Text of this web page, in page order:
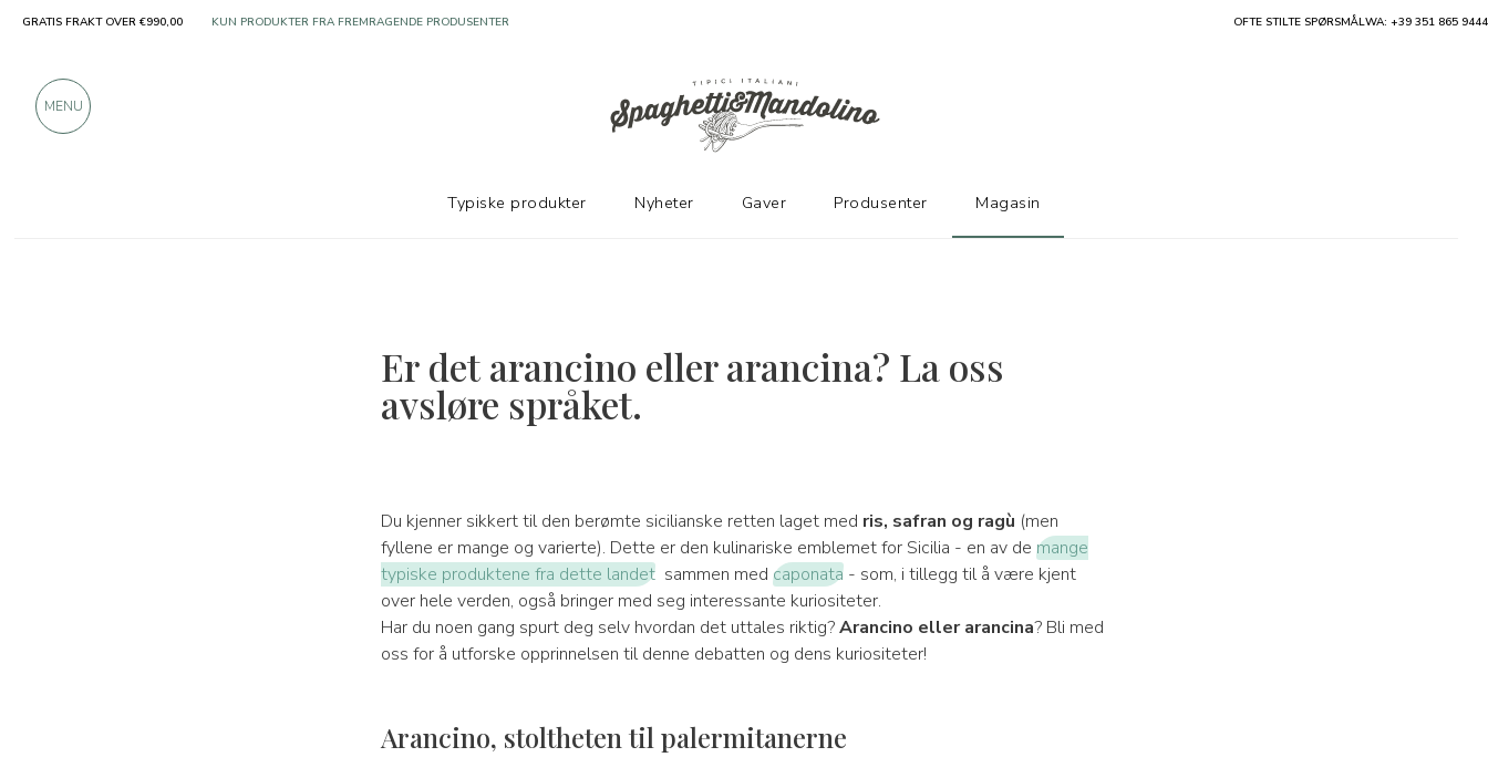
Er det arancino eller arancina? La oss
avsløre språket.
Du kjenner sikkert til den berømte sicilianske retten laget med ris, safran og ragù (men
fyllene er mange og varierte). Dette er den kulinariske emblemet for Sicilia - en av de mange
typiske produktene fra dette landetsammen med caponata- som, i tillegg til å være kjent
over hele verden, også bringer med seg interessante kuriositeter.
Har du noen gang spurt deg selv hvordan det uttales riktig?Arancino eller arancina? Bli med
oss for å utforske opprinnelsen til denne debatten og dens kuriositeter!
Arancino, stoltheten til palermitanerne
GRATIS FRAKT OVER €990,00 KUN PRODUKTER FRA FREMRAGENDE PRODUSENTER OFTE STILTE SPØRSMÅLWA: +39 351 865 9444
MENU
Typiske produkter Nyheter Gaver Produsenter Magasin